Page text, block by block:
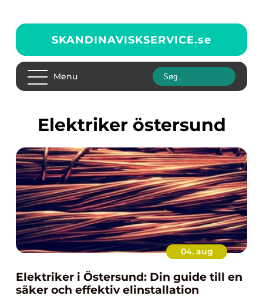
SKANDINAVISKSERVICE.se
Menu
elektriker östersund
04. aug
Elektriker i Östersund: Din guide till en
säker och effektiv elinstallation